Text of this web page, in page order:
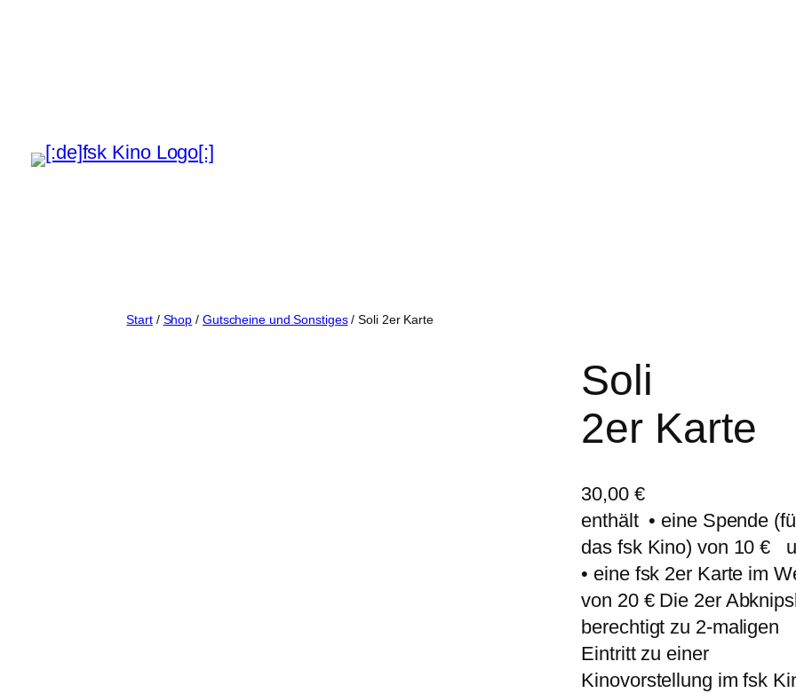
Start/ Shop / Gutscheine und Sonstiges/ Soli 2er Karte
Soli
2er Karte
30,00 €
enthält • eine Spende
das fsk Kino) von 10 €
• eine fsk 2er Karte im
von 20 € Die 2er
berechtigt zu 2-maligen
Eintritt zu einer
Kinovorstellung im fsk